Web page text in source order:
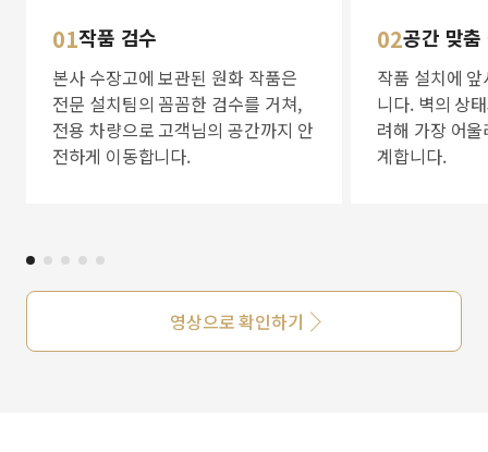
01작품 검수
본사 수장고에 보관된 원화 작품은
전문 설치팀의 꼼꼼한 검수를 거쳐,
전용 차량으로 고객님의 공간까지 안
전하게 이동합니다.
02공간 맞
작품 설치에
니다. 벽의 상
려해 가장 어
계합니다.
영상으로 확인하기